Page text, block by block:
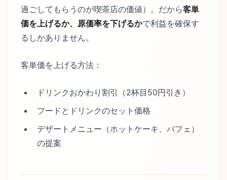
過ごしてもらうのが喫茶店の価値）。だから客単
価を上げるか、原価率を下げるかで利益を確保す
るしかありません。
客単価を上げる方法：
ドリンクおかわり割引（2杯目50円引き）
フードとドリンクのセット価格
デザートメニュー（ホットケーキ、パフェ）
の提案